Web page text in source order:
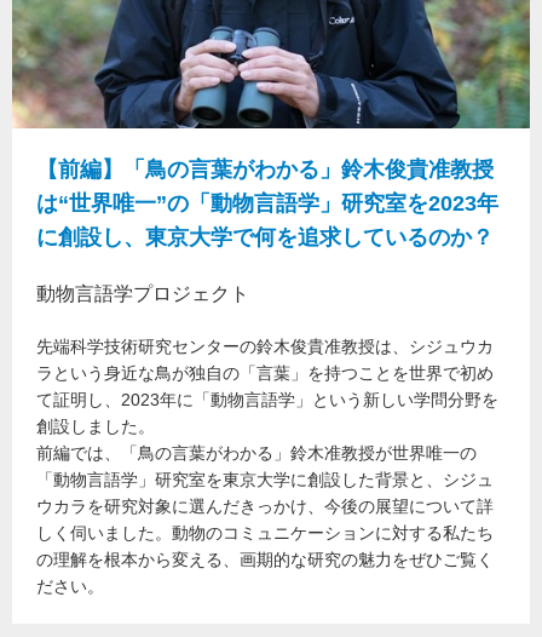
【前編】「鳥の言葉がわかる」鈴木俊貴准教授
は“世界唯一”の「動物言語学」研究室を2023年
に創設し、東京大学で何を追求しているのか？
動物言語学プロジェクト
先端科学技術研究センターの鈴木俊貴准教授は、シジュウカ
ラという身近な鳥が独自の「言葉」を持つことを世界で初め
て証明し、2023年に「動物言語学」という新しい学問分野を
創設しました。
前編では、「鳥の言葉がわかる」鈴木准教授が世界唯一の
「動物言語学」研究室を東京大学に創設した背景と、シジュ
ウカラを研究対象に選んだきっかけ、今後の展望について詳
しく伺いました。動物のコミュニケーションに対する私たち
の理解を根本から変える、画期的な研究の魅力をぜひご覧く
ださい。